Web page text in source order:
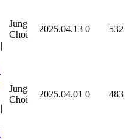
|
Jung
Choi
2025.04.13 0 532
|
Jung
Choi
2025.04.01 0 483